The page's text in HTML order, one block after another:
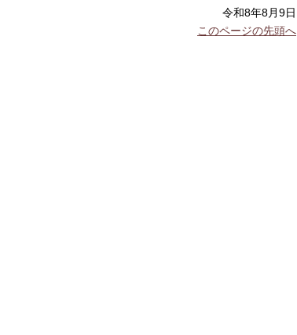
令和8年8月9日
このページの先頭へ